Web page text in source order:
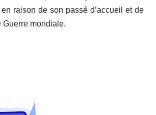
raison de son passé d’accueil et de
Guerre mondiale.